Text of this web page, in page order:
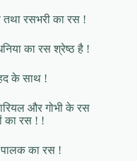
तथा रसभरी का रस !
का रस श्रेष्ठ है !
के साथ !
और गोभी के रस
का रस ! !
पालक का रस !